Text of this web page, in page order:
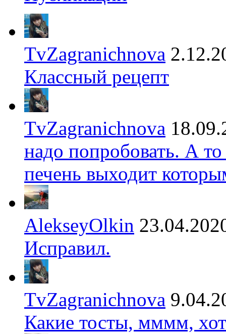
TvZagranichnova
Классный рецепт
TvZagranichnova
надо попробовать. А
печень выходит
AlekseyOlkin
Исправил.
TvZagranichnova
Какие тосты, мммм,